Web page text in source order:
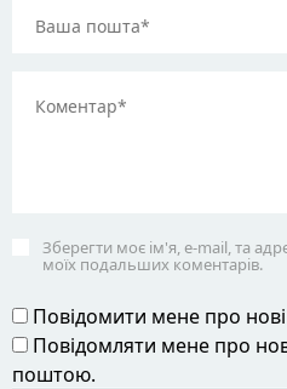
Зберегти моє ім'я, e-mail, та
моїх подальших коментарів.
Повідомити мене про
Повідомляти мене про
поштою.